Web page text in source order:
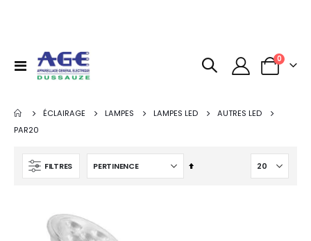
Basculer
Panier
0articles
ÉCLAIRAGE LAMPES LAMPES LED
AUTRES LED
PAR20
FILTRES
Par